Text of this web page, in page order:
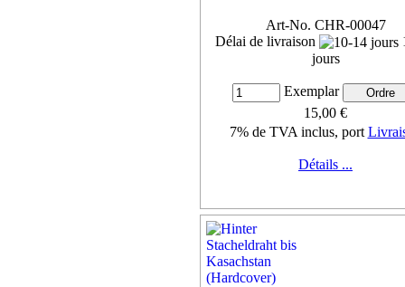
Art-No. CHR-00047
Délai de livraison
jours
Exemplar
15,00 €
7% de TVA inclus, port
Détails ...